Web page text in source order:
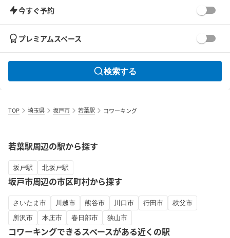
今すぐ予約
プレミアムスペース
検索する
TOP 埼玉県 坂戸市 若葉駅 コワーキング
若葉駅周辺の駅から探す
坂戸駅 北坂戸駅
坂戸市周辺の市区町村から探す
さいたま市 川越市 熊谷市 川口市 行田市
秩父市
所沢市
本庄市 春日部市 狭山市
コワーキングできるスペースがある近くの駅